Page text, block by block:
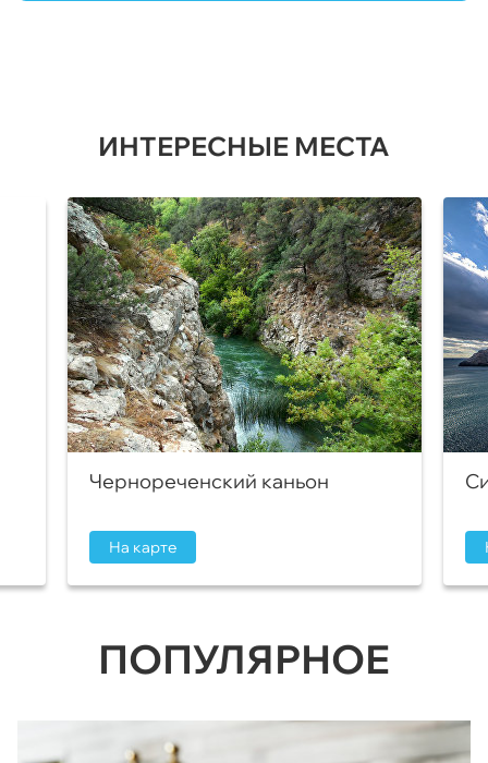
ИНТЕРЕСНЫЕ МЕСТА
Чернореченский каньон
На карте
ПОПУЛЯРНОЕ